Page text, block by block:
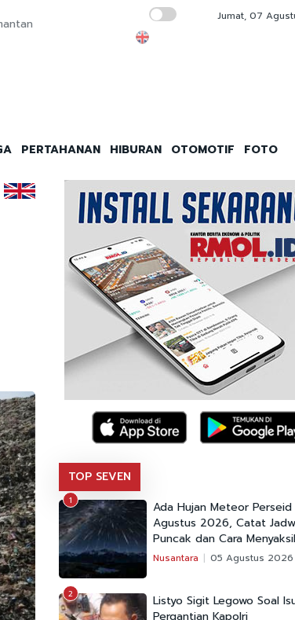
KPK Bakal
Jumat, 07
PERTAHANAN HIBURAN OTOMOTIF FOTO
TOP SEVEN
1
Ada Hujan Meteor
Agustus 2026, Catat
Puncak dan Cara
Nusantara 05 Agustus 2026
2
Listyo Sigit Legowo Soal
Pergantian Kapolri